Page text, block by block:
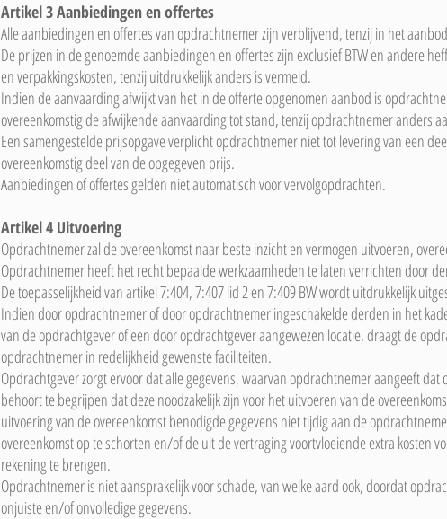
Artikel 3 Aanbiedingen en offertes
Alle aanbiedingen en offertes van opdrachtnemer zijn verblijvend, tenzij in het
De prijzen in de genoemde aanbiedingen en offertes zijn exclusief BTW en andere
en verpakkingskosten, tenzij uitdrukkelijk anders is vermeld.
Indien de aanvaarding afwijkt van het in de offerte opgenomen aanbod is
overeenkomstig de afwijkende aanvaarding tot stand, tenzij opdrachtnemer anders
Een samengestelde prijsopgave verplicht opdrachtnemer niet tot levering van een
overeenkomstig deel van de opgegeven prijs.
Aanbiedingen of offertes gelden niet automatisch voor vervolgopdrachten.
Artikel 4 Uitvoering
Opdrachtnemer zal de overeenkomst naar beste inzicht en vermogen uitvoeren,
Opdrachtnemer heeft het recht bepaalde werkzaamheden te laten verrichten door
De toepasselijkheid van artikel 7:404, 7:407 lid 2 en 7:409 BW wordt uitdrukkelijk
Indien door opdrachtnemer of door opdrachtnemer ingeschakelde derden in het
van de opdrachtgever of een door opdrachtgever aangewezen locatie, draagt de
opdrachtnemer in redelijkheid gewenste faciliteiten.
Opdrachtgever zorgt ervoor dat alle gegevens, waarvan opdrachtnemer aangeeft
behoort te begrijpen dat deze noodzakelijk zijn voor het uitvoeren van de
uitvoering van de overeenkomst benodigde gegevens niet tijdig aan de
overeenkomst op te schorten en/of de uit de vertraging voortvloeiende extra kosten
rekening te brengen.
Opdrachtnemer is niet aansprakelijk voor schade, van welke aard ook, doordat
onjuiste en/of onvolledige gegevens.